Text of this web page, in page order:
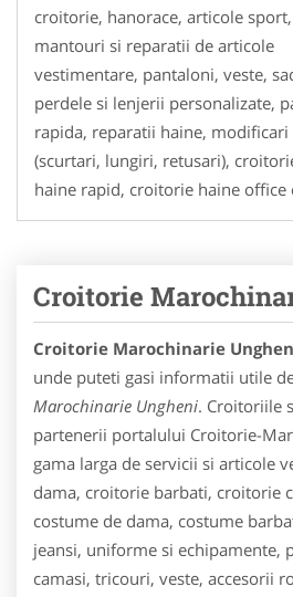
croitorie, hanorace, articole
mantouri si reparatii de articole
vestimentare, pantaloni, veste,
perdele si lenjerii personalizate,
rapida, reparatii haine,
(scurtari, lungiri, retusari),
haine rapid, croitorie haine office
Croitorie
Croitorie Marochinarie
unde puteti gasi informatii utile
Marochinarie Ungheni. Croitoriile
partenerii portalului Croitorie-
gama larga de servicii si articole
dama, croitorie barbati, croitorie
costume de dama, costume
jeansi, uniforme si echipamente,
camasi, tricouri, veste, accesorii